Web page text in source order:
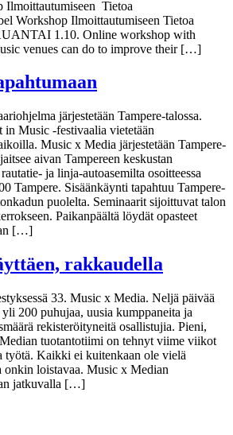
Ilmoittautumiseen Tietoa
Workshop Ilmoittautumiseen Tietoa
1.10. Online workshop with
venues can do to improve their […]
järjestetään Tampere-talossa.
in Music -festivaalia vietetään
Music x Media järjestetään Tampere-
aivan Tampereen keskustan
ja linja-autoasemilta osoitteessa
Tampere. Sisäänkäynti tapahtuu Tampere-
puolelta. Seminaarit sijoittuvat talon
Paikanpäältä löydät opasteet
[…]
rakkaudella
33. Music x Media. Neljä päivää
200 puhujaa, uusia kumppaneita ja
rekisteröityneitä osallistujia. Pieni,
tuotantotiimi on tehnyt viime viikot
työtä. Kaikki ei kuitenkaan ole vielä
onkin loistavaa. Music x Median
jatkuvalla […]